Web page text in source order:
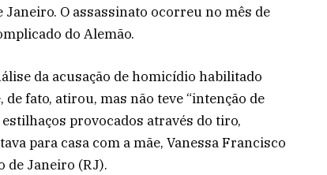
O assassinato ocorreu no mês de
do Alemão.
da acusação de homicídio habilitado
fato, atirou, mas não teve “intenção de
provocados através do tiro,
para casa com a mãe, Vanessa Francisco
de Janeiro (RJ).